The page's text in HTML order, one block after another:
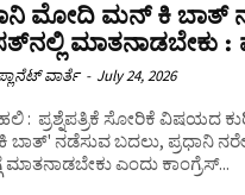
ಮೋದಿ ಮನ್‌ ಕಿ ಬಾತ್‌
ಮಾತನಾಡಬೇಕು :
ವಾರ್ತೆ - July 24, 2026
: ಪ್ರಶ್ನೆಪತ್ರಿಕೆ ಸೋರಿಕೆ ವಿಷಯದ
ನಡೆಸುವ ಬದಲು, ಪ್ರಧಾನಿ
ಮಾತನಾಡಬೇಕು ಎಂದು ಕಾಂಗ್ರೆಸ್...